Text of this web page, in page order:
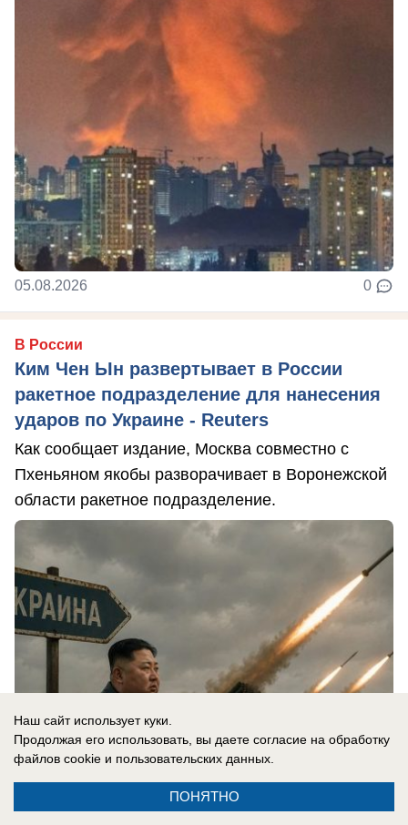
05.08.2026 0
В России
Ким Чен Ын развертывает в России
ракетное подразделение для нанесения
ударов по Украине - Reuters
Как сообщает издание, Москва совместно с
Пхеньяном якобы разворачивает в Воронежской
области ракетное подразделение.
Наш сайт использует куки.
Продолжая его использовать, вы даете согласие на обработку
файлов cookie и пользовательских данных.
ПОНЯТНО